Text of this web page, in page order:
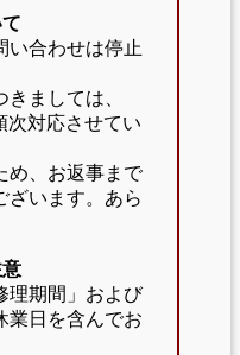
い合わせは停止
ましては、
次対応させてい
め、お返事まで
ざいます。あら
理期間」および
業日を含んでお